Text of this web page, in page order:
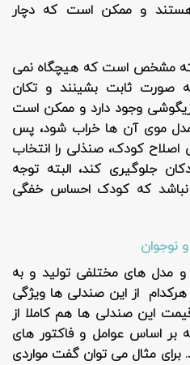
و ممکن است که دچار
مشخص است که هیچگاه نمی
صورت ثابت بشینند و تکان
وجود دارد و ممکن است
موی آن ها خراب شود، پس
کودک، صنذلی را انتخاب
جلوگیری کند، البته توجه
که کودک احساس خفگی
نوجوان
مدل های مختلفی تولید و به
از این صندلی ها ویژگی
این صندلی ها هم کاملا از
بر اساس عوامل و فاکتور های
مثال می توان گفت مواردی